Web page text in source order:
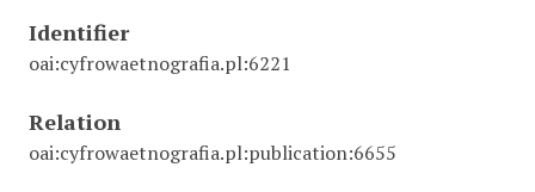
Identifier
oai:cyfrowaetnografia.pl:6221
Relation
oai:cyfrowaetnografia.pl:publication:6655